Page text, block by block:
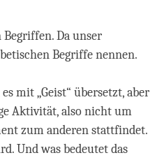
Da unser
Begriffe nennen.
mit „Geist“ übersetzt, aber
Aktivität, also nicht um
zum anderen stattfindet.
Und was bedeutet das